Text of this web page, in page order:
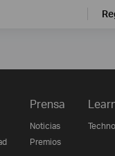
Prensa
Noticias
Premios